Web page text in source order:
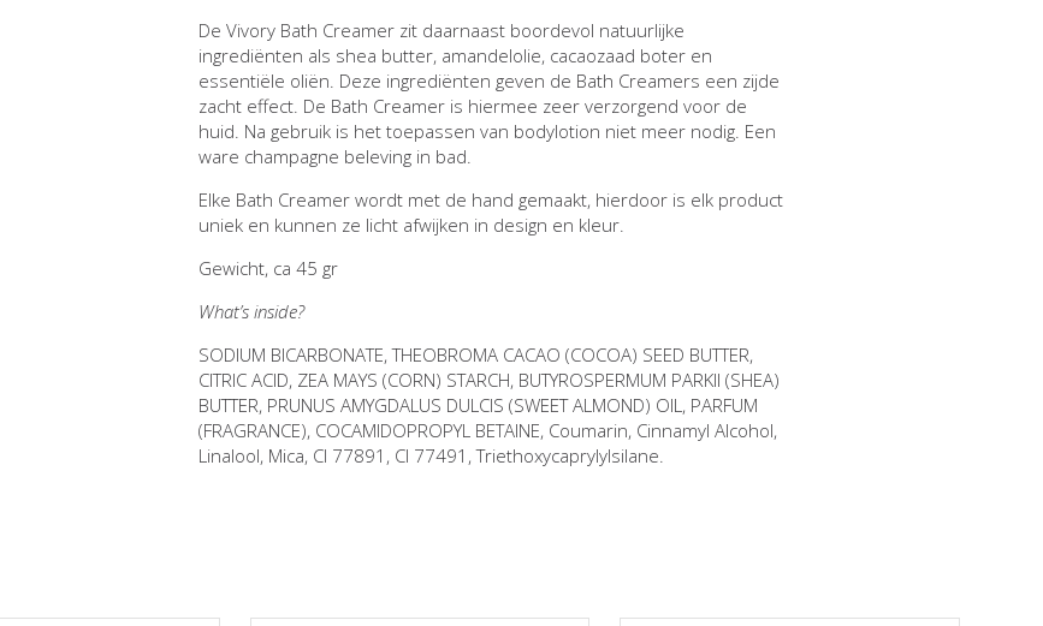
De Vivory Bath Creamer zit daarnaast boordevol natuurlijke
ingrediënten als shea butter, amandelolie, cacaozaad boter en
essentiële oliën. Deze ingrediënten geven de Bath Creamers een zijde
zacht effect. De Bath Creamer is hiermee zeer verzorgend voor de
huid. Na gebruik is het toepassen van bodylotion niet meer nodig. Een
ware champagne beleving in bad.
Elke Bath Creamer wordt met de hand gemaakt, hierdoor is elk product
uniek en kunnen ze licht afwijken in design en kleur.
Gewicht, ca 45 gr
What’s inside?
SODIUM BICARBONATE, THEOBROMA CACAO (COCOA) SEED BUTTER,
CITRIC ACID, ZEA MAYS (CORN) STARCH, BUTYROSPERMUM PARKII (SHEA)
BUTTER, PRUNUS AMYGDALUS DULCIS (SWEET ALMOND) OIL, PARFUM
(FRAGRANCE), COCAMIDOPROPYL BETAINE, Coumarin, Cinnamyl Alcohol,
Linalool, Mica, CI 77891, CI 77491, Triethoxycaprylylsilane.